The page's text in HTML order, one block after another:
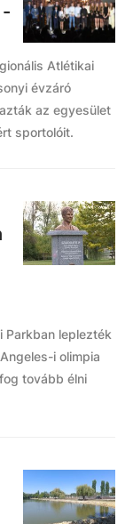
Atlétikai
évzáró
az egyesület
sportolóit.
Parkban leplezték
i olimpia
tovább élni